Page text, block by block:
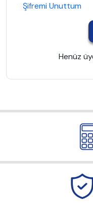
Şifremi Unuttum
Henüz